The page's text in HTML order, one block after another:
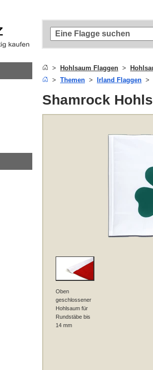
Hohlsaum Flaggen
Themen
Irland Flaggen
Shamrock
Oben
geschlossener
Hohlsaum für
Rundstäbe bis
14 mm